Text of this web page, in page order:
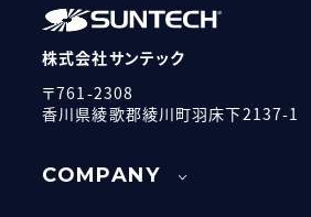
株式会社サンテック
〒761-2308
香川県綾歌郡綾川町羽床下2137-1
COMPANY